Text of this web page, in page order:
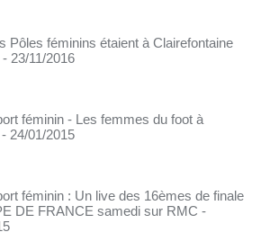
Pôles féminins étaient à Clairefontaine
- 23/11/2016
féminin - Les femmes du foot à
- 24/01/2015
féminin : Un live des 16èmes de finale
DE FRANCE samedi sur RMC -